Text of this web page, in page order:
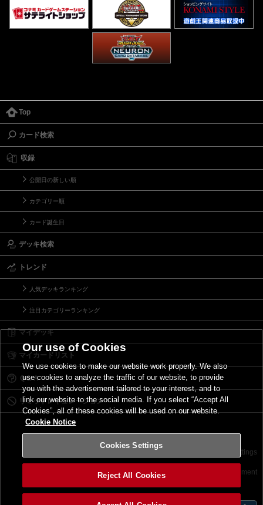
Top
カード検索
収録
公開日の新しい順
カテゴリー順
カード誕生日
デッキ検索
トレンド
人気デッキランキング
注目カテゴリーランキング
マイデッキ
マイカードリスト
Ｑ＆Ａ
リミットレギュレーション
サイトポリシー Cookies Settings
©2026 Konami Digital Entertainment
Our use of Cookies
We use cookies to make our website work properly. We also
use cookies to analyze the traffic of our website, to provide
you with the advertisement tailored to your interest, and to
link our website to the social media. If you select “Accept All
Cookies”, all of these cookies will be used on our website.
Cookie Notice
Cookies Settings
Reject All Cookies